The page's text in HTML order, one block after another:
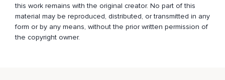
Eine erfahrene Meditierende bist,
Dann kannst du,
this work remains with the original creator. No part of this
material may be reproduced, distributed, or transmitted in any
form or by any means, without the prior written permission of
the copyright owner.